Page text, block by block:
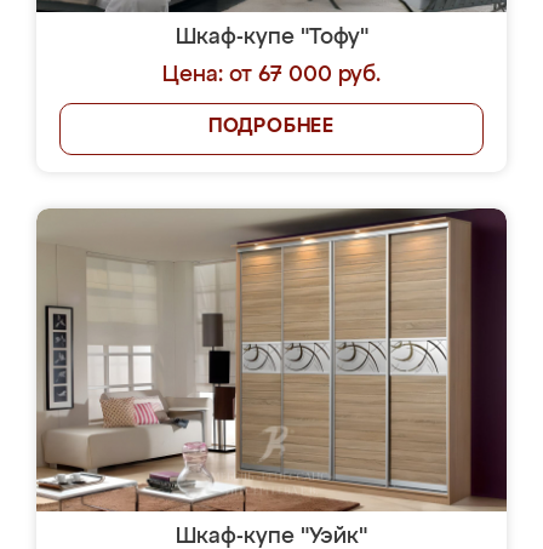
Шкаф-купе "Тофу"
Цена: от 67 000 руб.
ПОДРОБНЕЕ
Шкаф-купе "Уэйк"